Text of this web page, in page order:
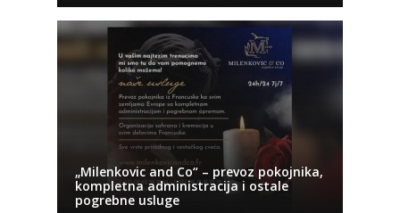
„Milenkovic and Co“ – prevoz pokojnika,
kompletna administracija i ostale
pogrebne usluge